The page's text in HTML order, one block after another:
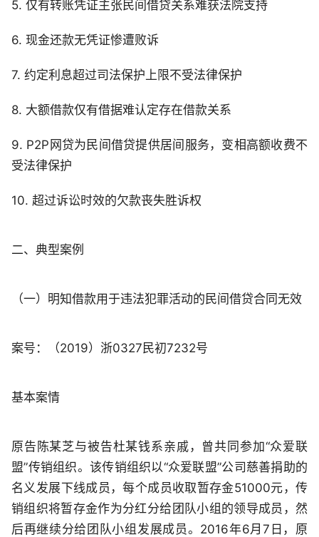
5. 仅有转账凭证主张民间借贷关系难获法院支持
6. 现金还款无凭证惨遭败诉
7. 约定利息超过司法保护上限不受法律保护
8. 大额借款仅有借据难认定存在借款关系
9. P2P网贷为民间借贷提供居间服务，变相高额收费不
受法律保护
10. 超过诉讼时效的欠款丧失胜诉权
二、典型案例
（一）明知借款用于违法犯罪活动的民间借贷合同无效
案号：（2019）浙0327民初7232号
基本案情
原告陈某芝与被告杜某钱系亲戚，曾共同参加“众爱联
盟”传销组织。该传销组织以“众爱联盟”公司慈善捐助的
名义发展下线成员，每个成员收取暂存金51000元，传
销组织将暂存金作为分红分给团队小组的领导成员，然
后再继续分给团队小组发展成员。2016年6月7日，原